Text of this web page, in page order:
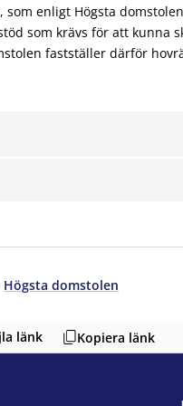
som enligt Högsta
som krävs för att kunna
fastställer därför
Högsta domstolen
länk Kopiera länk